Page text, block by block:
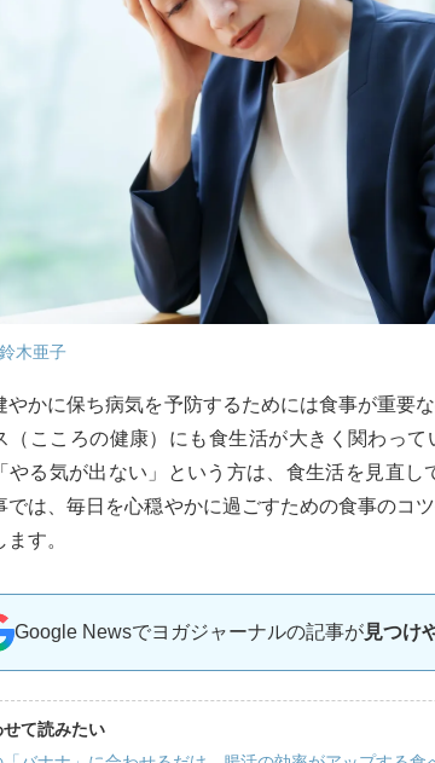
鈴木亜子
やかに保ち病気を予防するためには食事が重要
（こころの健康）にも食生活が大きく関わっ
やる気が出ない」という方は、食生活を見直し
では、毎日を心穏やかに過ごすための食事のコ
す。
Google Newsでヨガジャーナルの記事が見つけ
せて読みたい